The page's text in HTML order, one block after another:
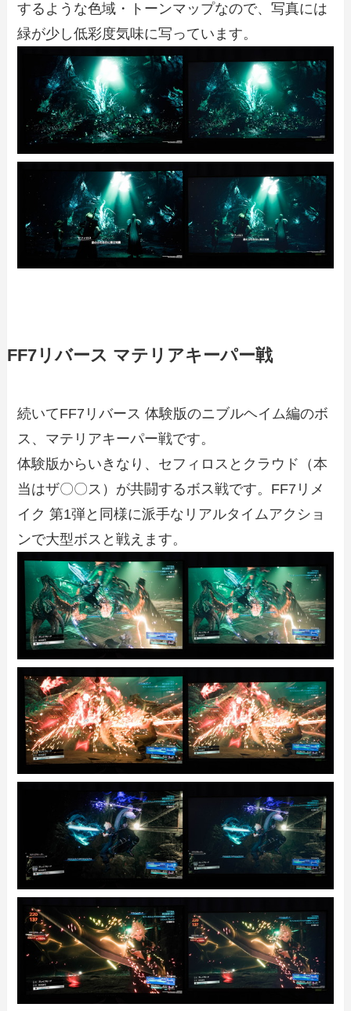
するような色域・トーンマップなので、写真には
緑が少し低彩度気味に写っています。
FF7リバース マテリアキーパー戦
続いてFF7リバース 体験版のニブルヘイム編のボ
ス、マテリアキーパー戦です。
体験版からいきなり、セフィロスとクラウド（本
当はザ〇〇ス）が共闘するボス戦です。FF7リメ
イク 第1弾と同様に派手なリアルタイムアクショ
ンで大型ボスと戦えます。